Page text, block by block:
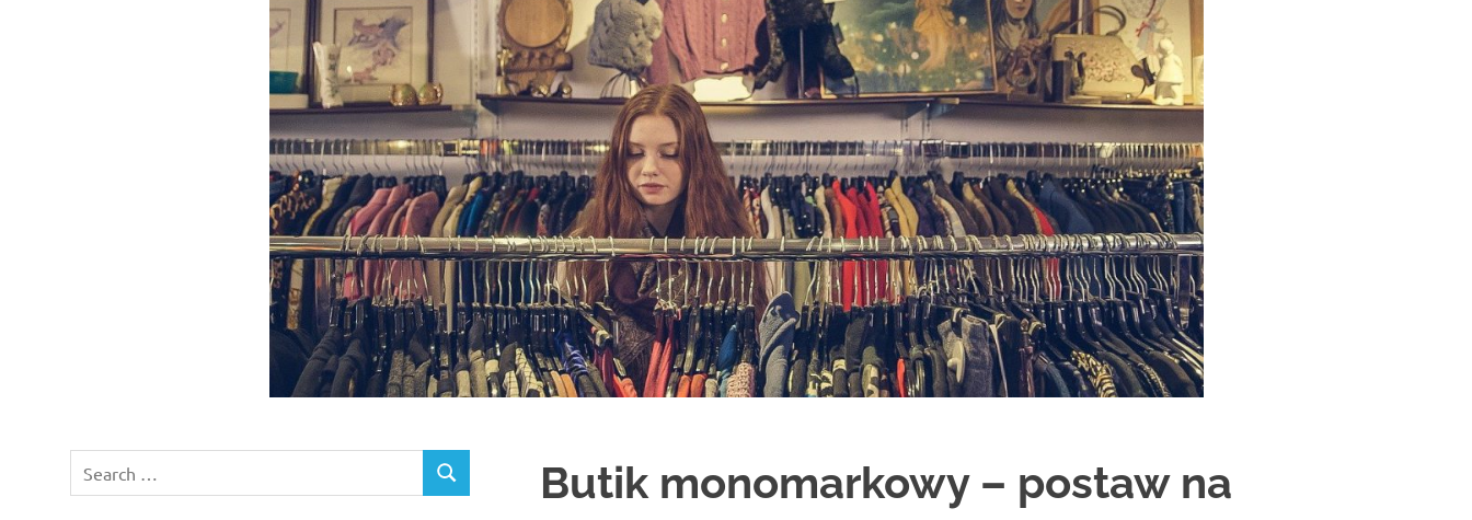
Butik monomarkowy – postaw na
for:
SEARCH